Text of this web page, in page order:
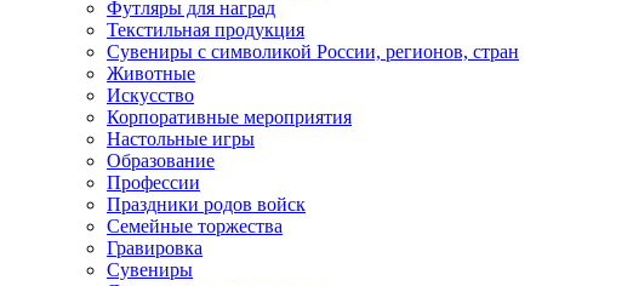
Футляры для наград
Текстильная продукция
Сувениры с символикой России, регионов, стран
Животные
Искусство
Корпоративные мероприятия
Настольные игры
Образование
Профессии
Праздники родов войск
Семейные торжества
Гравировка
Сувениры